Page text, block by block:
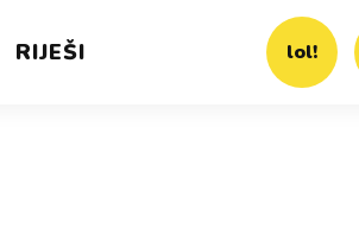
RIJEŠI lol!